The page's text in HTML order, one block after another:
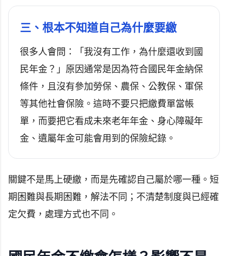
三、根本不知道自己為什麼要繳
很多人會問：「我沒有工作，為什麼還收到國
民年金？」原因通常是因為符合國民年金納保
條件，且沒有參加勞保、農保、公教保、軍保
等其他社會保險。這時不要只把繳費單當帳
單，而要把它看成未來老年年金、身心障礙年
金、遺屬年金可能會用到的保險紀錄。
關鍵不是馬上硬繳，而是先確認自己屬於哪一種。短
期困難與長期困難，解法不同；不清楚制度與已經確
定欠費，處理方式也不同。